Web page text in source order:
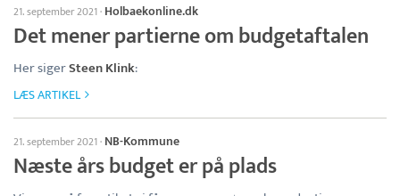
21. september 2021· Holbaekonline.dk
Det mener partierne om budgetaftalen
Her sigerSteen Klink:
LÆS ARTIKEL
21. september 2021· NB-Kommune
Næste års budget er på plads